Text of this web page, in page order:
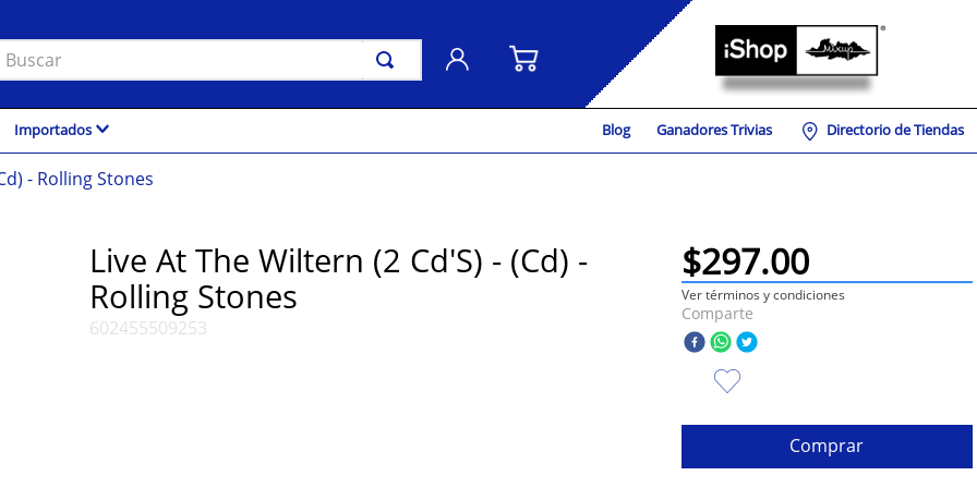
Importados Blog Ganadores Trivias Directorio de Tiendas
- Rolling Stones
Live At The Wiltern (2 Cd'S) - (Cd) -
Rolling Stones
602455509253
$297.00
Ver términos y condiciones
Comparte
Comprar